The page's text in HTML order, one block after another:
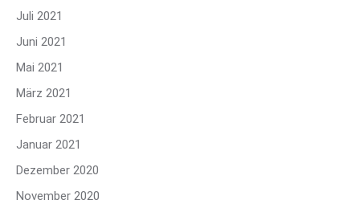
Juli 2021
Juni 2021
Mai 2021
März 2021
Februar 2021
Januar 2021
Dezember 2020
November 2020